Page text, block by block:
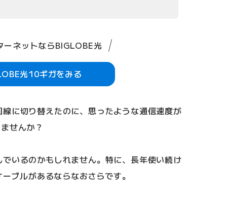
ーネットならBIGLOBE光
光10ギガをみる
に切り替えたのに、思ったような通信速度が
せんか？
いるのかもしれません。特に、長年使い続け
ブルがあるならなおさらです。